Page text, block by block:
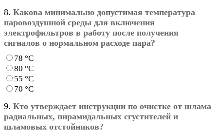
8. Какова минимально допустимая температура
паровоздушной среды для включения
электрофильтров в работу после получения
сигналов о нормальном расходе пара?
78 °С
80 °С
55 °С
70 °С
9. Кто утверждает инструкции по очистке от шлама
радиальных, пирамидальных сгустителей и
шламовых отстойников?